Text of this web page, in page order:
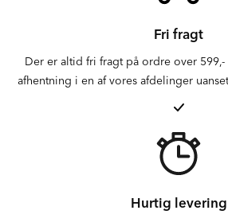
Fri fragt
Der er altid fri fragt på ordre over
afhentning i en af vores afdelinger
Hurtig levering